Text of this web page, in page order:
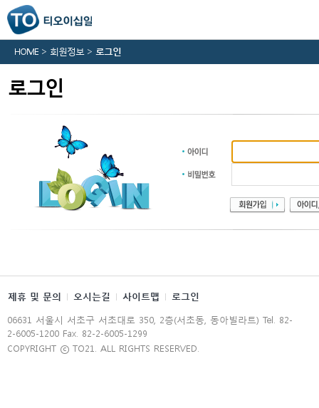
HOME > 회원정보 > 로그인
로그인
제휴 및 문의 오시는길 사이트맵
로그인
06631 서울시 서초구 서초대로 350, 2층(서초동, 동아빌라트) Tel. 82-
2-6005-1200 Fax. 82-2-6005-1299
COPYRIGHT ⓒ TO21. ALL RIGHTS RESERVED.